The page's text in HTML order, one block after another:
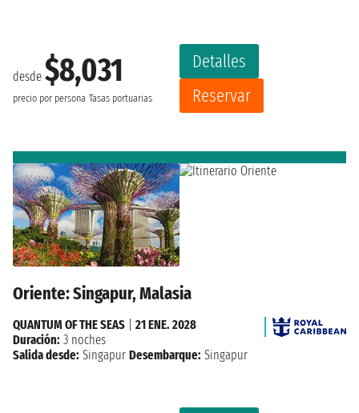
desde $8,031
precio por persona Tasas portuarias
Detalles
Reservar
Oriente: Singapur, Malasia
QUANTUM OF THE SEAS
21 ENE. 2028
Duración: 3 noches
Salida desde: Singapur Desembarque: Singapur